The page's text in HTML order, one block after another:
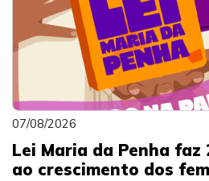
07/08/2026
Lei Maria da Penha faz
ao crescimento dos